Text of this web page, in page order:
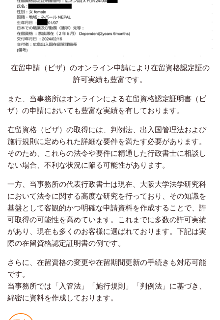
在留申請（ビザ）のオンライン申請により在留資格認定証の
許可実績も豊富です。
また、当事務所はオンラインによる在留資格認定証明書（ビ
ザ）の申請においても豊富な実績を有しております。
在留資格（ビザ）の取得には、判例法、出入国管理法および
施行規則に定められた詳細な要件を満たす必要があります。
そのため、これらの法令や要件に精通した行政書士に相談し
ない場合、不利な状況に陥る可能性があります。
一方、当事務所の代表行政書士は現在、大阪大学法学研究科
において法令に関する高度な研究を行っており、その知識を
基盤として客観的かつ明確な申請資料を作成することで、許
可取得の可能性を高めています。これまでに多数の許可実績
があり、現在も多くのお客様に選ばれております。下記は実
際の在留資格認定証明書の例です。
さらに、在留資格の変更や在留期間更新の手続きも対応可能
です。
当事務所では「入管法」「施行規則」「判例法」に基づき、
綿密に資料を作成しております。